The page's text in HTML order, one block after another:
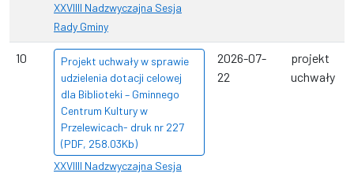
XXVIIII Nadzwyczajna Sesja
Rady Gminy
10
Projekt uchwały w sprawie
udzielenia dotacji celowej
dla Biblioteki – Gminnego
Centrum Kultury w
Przelewicach- druk nr 227
(PDF, 258.03Kb)
XXVIIII Nadzwyczajna Sesja
2026-07-
22
projekt
uchwały